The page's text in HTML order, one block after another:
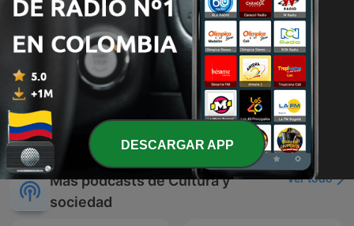
167 -
#155: De NAVO-top: blijven de Amerikanen aan
In deze aflevering analyseren de gasten de NAVO-top in Ankara en de kritiek op de Nederlandse inlichtingendiensten die de Russische invasie van Oekraïne onjuist inschatten. De discussie behandelt de huidige uitputtingsoorlog in Oekraïne, de strategische noodzaak van luchtverdediging en de impact van aanvallen op de Krim en Russische logistieke lijnen. Daarnaast wordt de geopolitieke spanning in het Midden-Oosten besproken, inclusief de situatie in Gaza en de Westbank. Tot slot wordt de focus gelegd op de Europese defensie-uitgaven, de uitdagingen rondom de rol van de Verenigde Staten onder Trump en de lessen uit de nieuwe Nederlandse defensienota wat betreft innovatie en maatschappelijke weerbaarheid.
08 jul. 2026
Mostrar más episodios
Más podcasts de Cultura y
sociedad
Ver todo
DESCARGAR APP